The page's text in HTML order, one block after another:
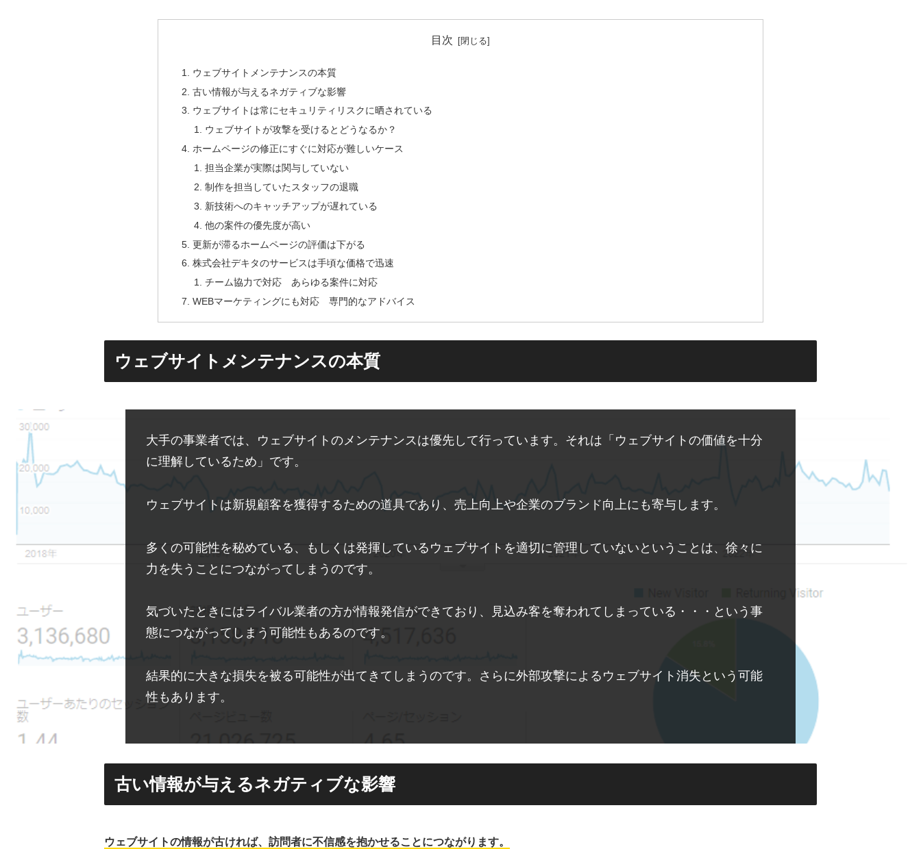
目次
ウェブサイトメンテナンスの本質
古い情報が与えるネガティブな影響
ウェブサイトは常にセキュリティリスクに晒されている
ウェブサイトが攻撃を受けるとどうなるか？
ホームページの修正にすぐに対応が難しいケース
担当企業が実際は関与していない
制作を担当していたスタッフの退職
新技術へのキャッチアップが遅れている
他の案件の優先度が高い
更新が滞るホームページの評価は下がる
株式会社デキタのサービスは手頃な価格で迅速
チーム協力で対応 あらゆる案件に対応
WEBマーケティングにも対応 専門的なアドバイス
ウェブサイトメンテナンスの本質
大手の事業者では、ウェブサイトのメンテナンスは優先して行っています。それは「ウェブサイトの価値を十分
に理解しているため」です。
ウェブサイトは新規顧客を獲得するための道具であり、売上向上や企業のブランド向上にも寄与します。
多くの可能性を秘めている、もしくは発揮しているウェブサイトを適切に管理していないということは、徐々に
力を失うことにつながってしまうのです。
気づいたときにはライバル業者の方が情報発信ができており、見込み客を奪われてしまっている・・・という事
態につながってしまう可能性もあるのです。
結果的に大きな損失を被る可能性が出てきてしまうのです。さらに外部攻撃によるウェブサイト消失という可能
性もあります。
古い情報が与えるネガティブな影響
ウェブサイトの情報が古ければ、訪問者に不信感を抱かせることにつながります。